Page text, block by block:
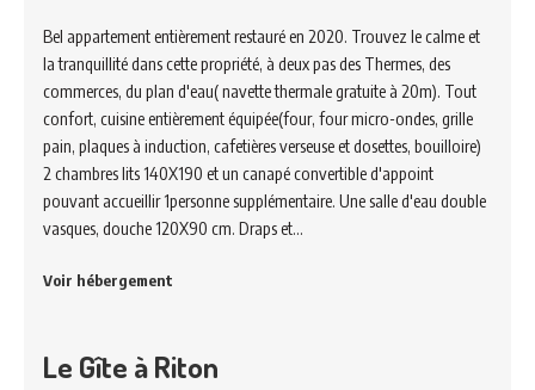
Bel appartement entièrement restauré en 2020. Trouvez le calme et
la tranquillité dans cette propriété, à deux pas des Thermes, des
commerces, du plan d'eau( navette thermale gratuite à 20m). Tout
confort, cuisine entièrement équipée(four, four micro-ondes, grille
pain, plaques à induction, cafetières verseuse et dosettes, bouilloire)
2 chambres lits 140X190 et un canapé convertible d'appoint
pouvant accueillir 1personne supplémentaire. Une salle d'eau double
vasques, douche 120X90 cm. Draps et…
Voir hébergement
Le Gîte à Riton